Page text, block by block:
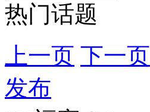
热门话题
上一页 下一页
发布